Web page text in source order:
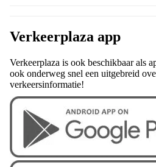
Verkeerplaza app
Verkeerplaza is ook beschikbaar als
ook onderweg snel een uitgebreid
verkeersinformatie!